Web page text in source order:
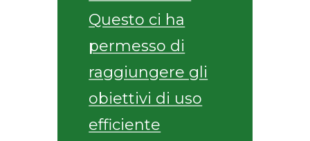
Questo ci ha
permesso di
raggiungere gli
obiettivi di uso
efficiente